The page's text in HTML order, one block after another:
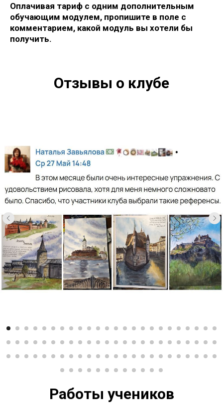
Оплачивая тариф с одним дополнительным
обучающим модулем, пропишите в поле с
комментарием, какой модуль вы хотели бы
получить.
Отзывы о клубе
Работы учеников